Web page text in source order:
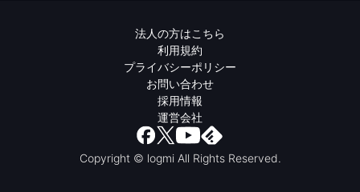
法人の方はこちら
利用規約
プライバシーポリシー
お問い合わせ
採用情報
運営会社
Copyright © logmi All Rights Reserved.